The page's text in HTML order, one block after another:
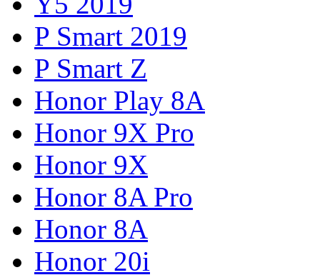
P Smart 2019
P Smart Z
Honor Play 8A
Honor 9X Pro
Honor 9X
Honor 8A Pro
Honor 8A
Honor 20i